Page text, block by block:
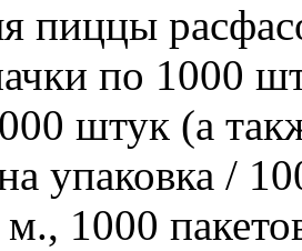
пиццы
по 1000
штук (а
упаковка /
м., 1000